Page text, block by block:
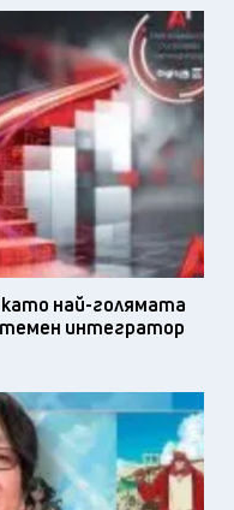
най-голямата
интегратор